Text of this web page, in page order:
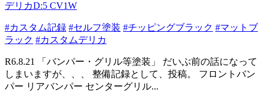
デリカD:5 CV1W
#カスタム記録 #セルフ塗装 #チッピングブラック #マットブ
ラック #カスタムデリカ
R6.8.21 「バンパー・グリル等塗装」 だいぶ前の話になって
しまいますが、、、 整備記録として、投稿。 フロントバン
パー リアバンパー センターグリル...